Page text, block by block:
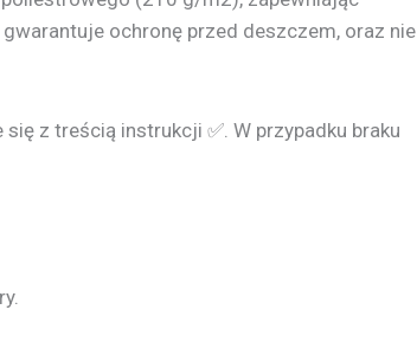
ochronę przed deszczem, oraz nie
z treścią instrukcji ✅. W przypadku braku